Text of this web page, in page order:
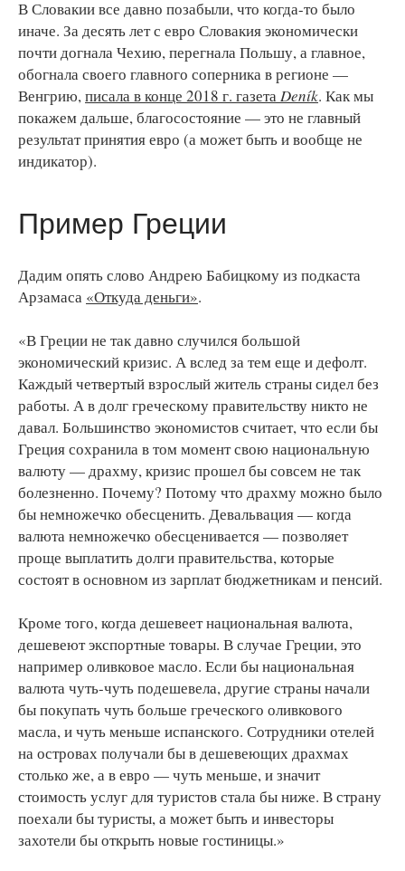
В Словакии все давно позабыли, что когда-то было
иначе. За десять лет с евро Словакия экономически
почти догнала Чехию, перегнала Польшу, а главное,
обогнала своего главного соперника в регионе —
Венгрию,писала в конце 2018 г. газетаDeník. Как мы
покажем дальше, благосостояние — это не главный
результат принятия евро (а может быть и вообще не
индикатор).
Пример Греции
Дадим опять слово Андрею Бабицкому из подкаста
Арзамаса «Откуда деньги».
«В Греции не так давно случился большой
экономический кризис. А вслед за тем еще и дефолт.
Каждый четвертый взрослый житель страны сидел без
работы. А в долг греческому правительству никто не
давал. Большинство экономистов считает, что если бы
Греция сохранила в том момент свою национальную
валюту — драхму, кризис прошел бы совсем не так
болезненно. Почему? Потому что драхму можно было
бы немножечко обесценить. Девальвация — когда
валюта немножечко обесценивается — позволяет
проще выплатить долги правительства, которые
состоят в основном из зарплат бюджетникам и пенсий.
Кроме того, когда дешевеет национальная валюта,
дешевеют экспортные товары. В случае Греции, это
например оливковое масло. Если бы национальная
валюта чуть-чуть подешевела, другие страны начали
бы покупать чуть больше греческого оливкового
масла, и чуть меньше испанского. Сотрудники отелей
на островах получали бы в дешевеющих драхмах
столько же, а в евро — чуть меньше, и значит
стоимость услуг для туристов стала бы ниже. В страну
поехали бы туристы, а может быть и инвесторы
захотели бы открыть новые гостиницы.»